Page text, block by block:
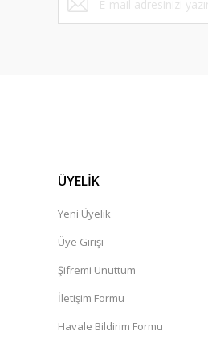
ÜYELİK
Yeni Üyelik
Üye Girişi
Şifremi Unuttum
İletişim Formu
Havale Bildirim Formu